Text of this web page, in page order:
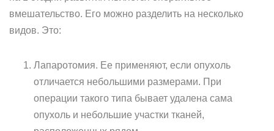
вмешательство. Его можно разделить на несколько
видов. Это:
Лапаротомия. Ее применяют, если опухоль
отличается небольшими размерами. При
операции такого типа бывает удалена сама
опухоль и небольшие участки тканей,